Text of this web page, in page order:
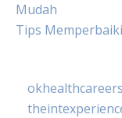
Mudah
Tips